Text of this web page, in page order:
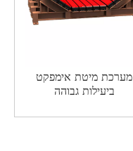
מערכת מיטת אימפקט
ביעילות גבוהה